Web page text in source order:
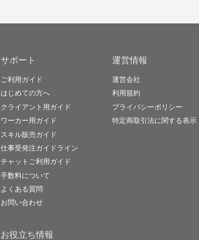
サポート
ご利用ガイド
はじめての方へ
クライアント用ガイド
ワーカー用ガイド
スキル販売ガイド
仕事受発注ガイドライン
チャットご利用ガイド
手数料について
よくある質問
お問い合わせ
お役立ち情報
運営情報
運営会社
利用規約
プライバシーポリシー
特定商取引法に関する表示